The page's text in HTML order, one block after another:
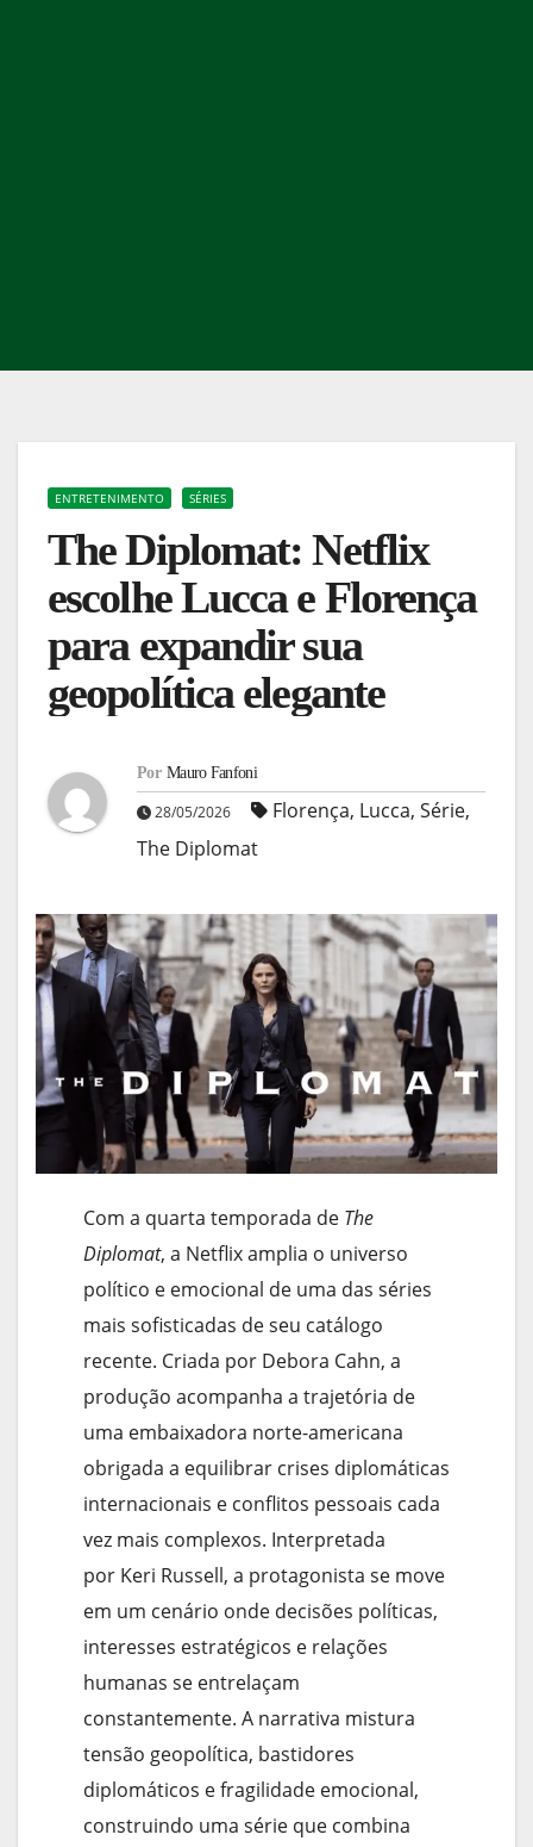
ENTRETENIMENTO SÉRIES
The Diplomat: Netflix
escolhe Lucca e Florença
para expandir sua
geopolítica elegante
Por Mauro Fanfoni
28/05/2026 Florença, Lucca, Série,
The Diplomat
Com a quarta temporada de The
Diplomat, a Netflix amplia o universo
político e emocional de uma das séries
mais sofisticadas de seu catálogo
recente. Criada por Debora Cahn, a
produção acompanha a trajetória de
uma embaixadora norte-americana
obrigada a equilibrar crises diplomáticas
internacionais e conflitos pessoais cada
vez mais complexos. Interpretada
por Keri Russell, a protagonista se move
em um cenário onde decisões políticas,
interesses estratégicos e relações
humanas se entrelaçam
constantemente. A narrativa mistura
tensão geopolítica, bastidores
diplomáticos e fragilidade emocional,
construindo uma série que combina